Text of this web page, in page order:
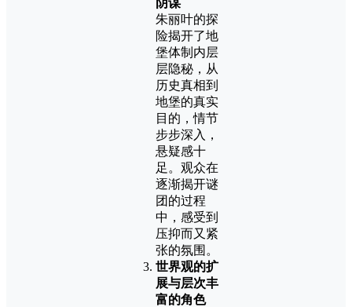
阴谋
朱丽叶的探
险揭开了地
堡体制内层
层隐秘，从
历史真相到
地堡的真实
目的，情节
步步深入，
悬疑感十
足。观众在
逐渐揭开谜
团的过程
中，感受到
压抑而又紧
张的氛围。
世界观的扩
展与层次丰
富的角色